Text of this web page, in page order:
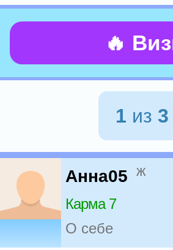
🔥
1 из 3
Анна05 ж
Карма 7
О себе